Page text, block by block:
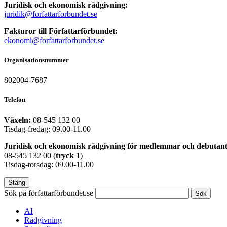
Juridisk och ekonomisk rådgivning:
juridik@forfattarforbundet.se
Fakturor till Författarförbundet:
ekonomi@forfattarforbundet.se
Organisationsnummer
802004-7687
Telefon
Växeln: 08-545 132 00
Tisdag-fredag: 09.00-11.00
Juridisk och ekonomisk rådgivning för medlemmar och
08-545 132 00 (tryck 1)
Tisdag-torsdag: 09.00-11.00
Stäng
Sök på författarförbundet.se Sök
AI
Rådgivning